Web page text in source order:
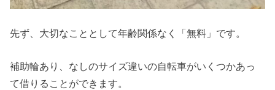
先ず、大切なこととして年齢関係なく「無料」です。
補助輪あり、なしのサイズ違いの自転車がいくつかあっ
て借りることができます。